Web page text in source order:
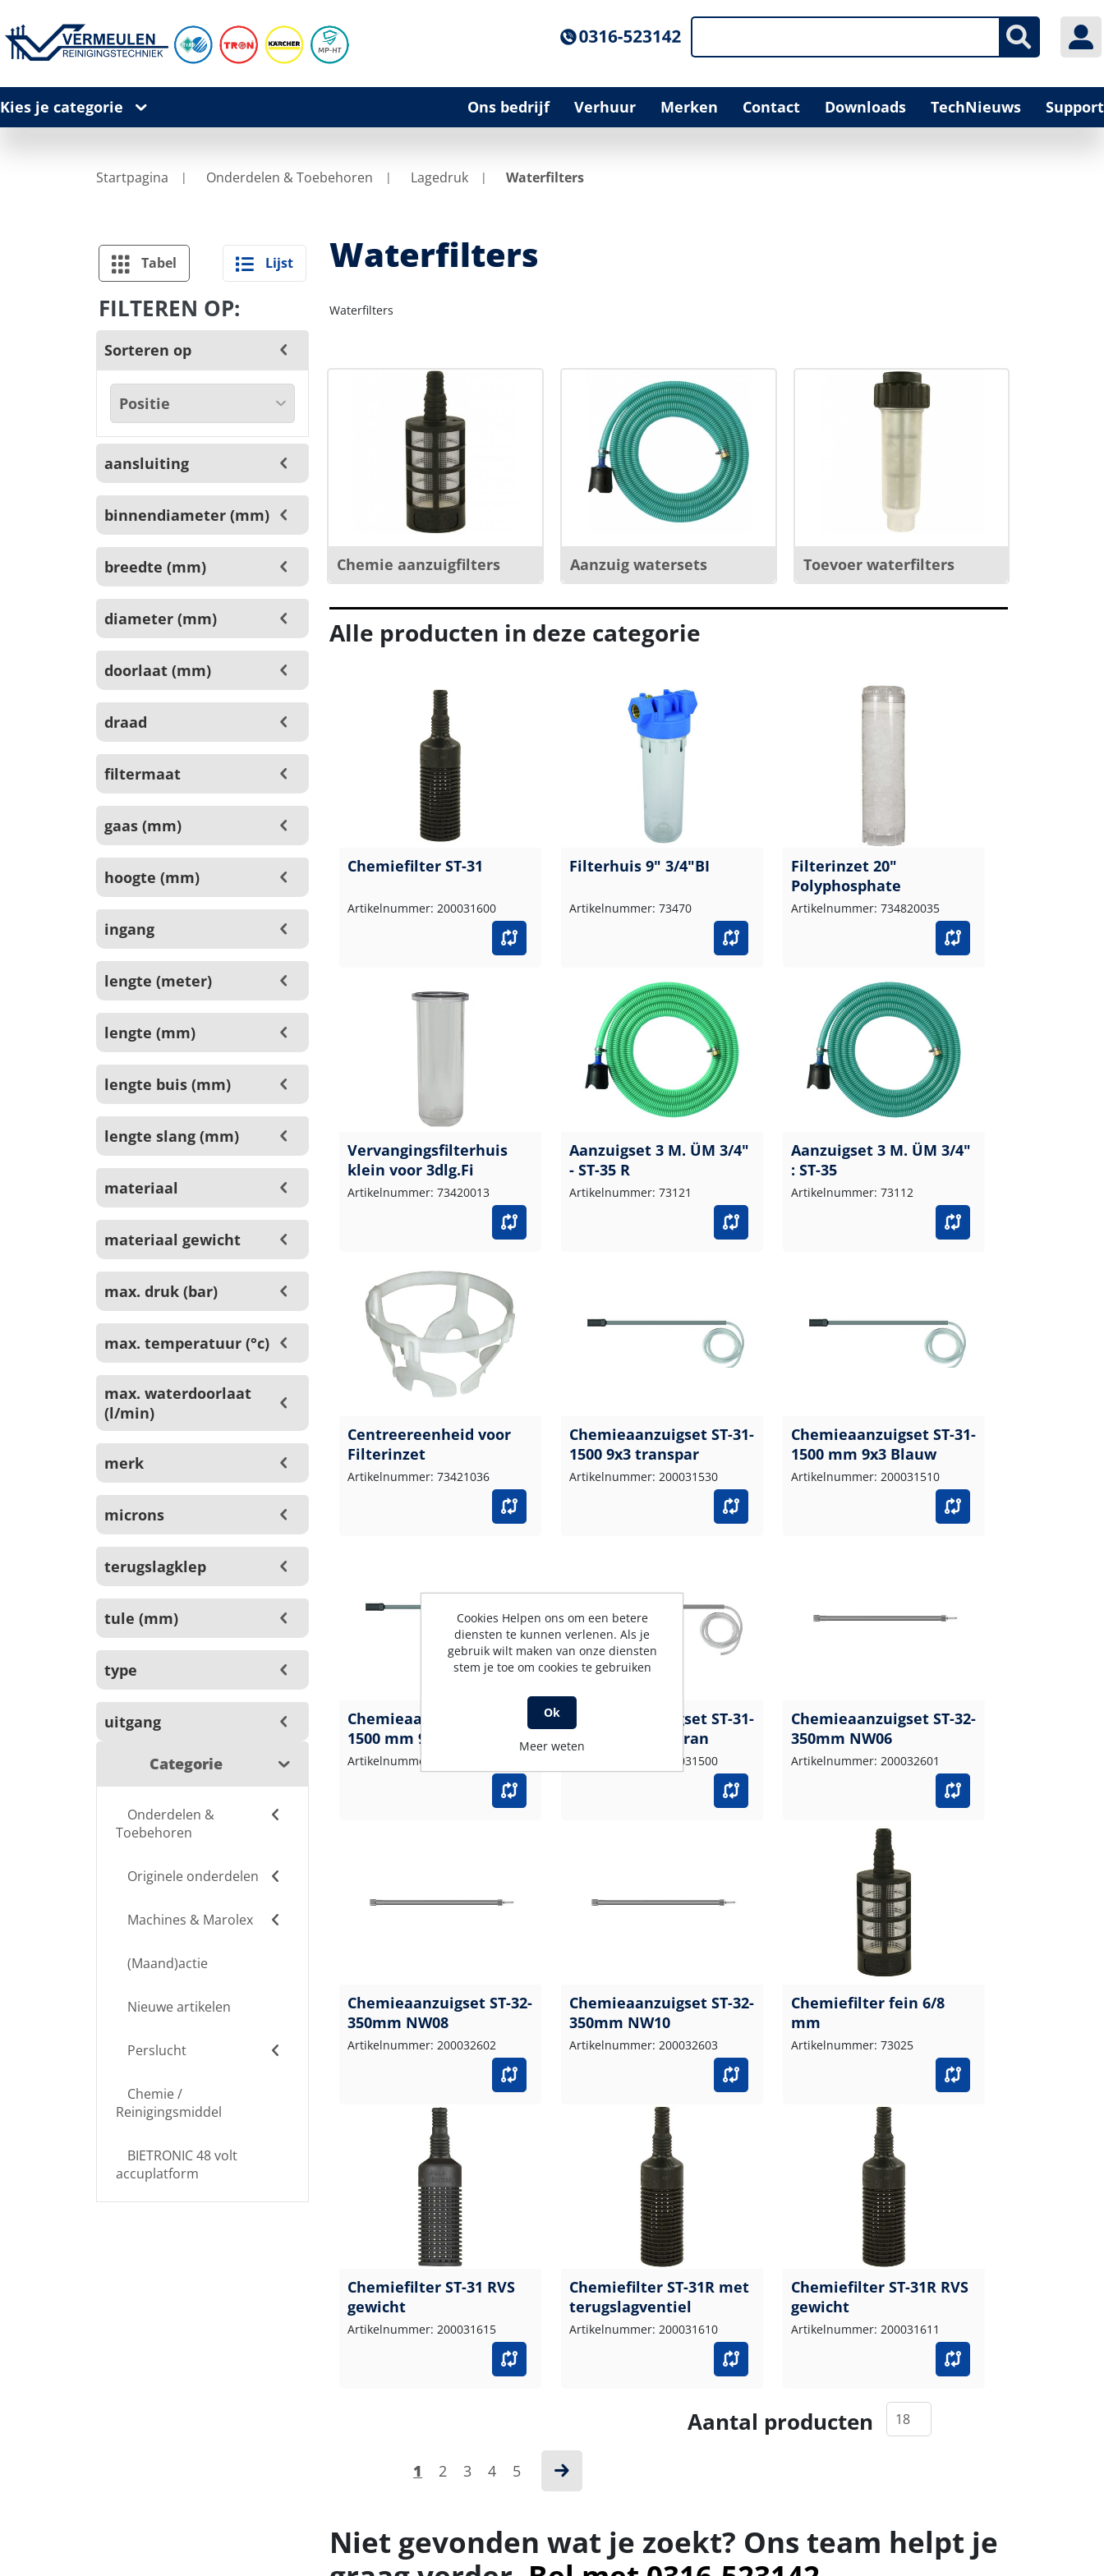
Kies je categorie Ons bedrijf Verhuur Merken Contact Downloads TechNieuws Support
Startpagina Onderdelen & Toebehoren Lagedruk Waterfilters
Tabel Lijst
FILTEREN OP:
Sorteren op
aansluiting
binnendiameter (mm)
breedte (mm)
diameter (mm)
doorlaat (mm)
draad
filtermaat
gaas (mm)
hoogte (mm)
ingang
lengte (meter)
lengte (mm)
lengte buis (mm)
lengte slang (mm)
materiaal
materiaal gewicht
max. druk (bar)
max. temperatuur (°c)
max. waterdoorlaat
(l/min)
merk
microns
terugslagklep
tule (mm)
type
uitgang
Categorie
Onderdelen &
Toebehoren
Originele onderdelen
Machines & Marolex
(Maand)actie
Nieuwe artikelen
Perslucht
Chemie /
Reinigingsmiddel
BIETRONIC 48 volt
accuplatform
Waterfilters
Waterfilters
Chemie aanzuigfilters Aanzuig watersets Toevoer waterfilters
Alle producten in deze categorie
Chemiefilter ST-31
Artikelnummer: 200031600
Filterhuis 9" 3/4"BI
Artikelnummer: 73470
Filterinzet 20"
Polyphosphate
Artikelnummer: 734820035
Vervangingsfilterhuis
klein voor 3dlg.Fi
Artikelnummer: 73420013
Aanzuigset 3 M. ÜM 3/4"
- ST-35 R
Artikelnummer: 73121
Aanzuigset 3 M. ÜM 3/4"
: ST-35
Artikelnummer: 73112
Centreereenheid voor
Filterinzet
Artikelnummer: 73421036
Chemieaanzuigset ST-31-
1500 9x3 transpar
Artikelnummer: 200031530
Chemieaanzuigset ST-31-
1500 mm 9x3 Blauw
Artikelnummer: 200031510
Chemieaanzuigset ST-31-
1500 mm 9x3 geel
Artikelnummer: 200031520
Chemieaanzuigset ST-31-
1500mm 6x1,5 tran
Artikelnummer: 200031500
Chemieaanzuigset ST-32-
350mm NW06
Artikelnummer: 200032601
Chemieaanzuigset ST-32-
350mm NW08
Artikelnummer: 200032602
Chemieaanzuigset ST-32-
350mm NW10
Artikelnummer: 200032603
Chemiefilter fein 6/8
mm
Artikelnummer: 73025
Chemiefilter ST-31 RVS
gewicht
Artikelnummer: 200031615
Chemiefilter ST-31R met
terugslagventiel
Artikelnummer: 200031610
Chemiefilter ST-31R RVS
gewicht
Artikelnummer: 200031611
1 2 3 4 5
Aantal producten
Niet gevonden wat je zoekt? Ons team helpt je
Cookies Helpen ons om een betere
diensten te kunnen verlenen. Als je
gebruik wilt maken van onze diensten
stem je toe om cookies te gebruiken
Ok
Meer weten